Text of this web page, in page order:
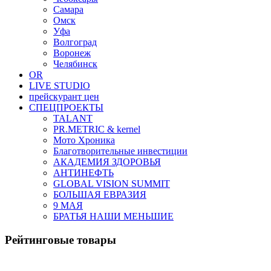
Самара
Омск
Уфа
Волгоград
Воронеж
Челябинск
OR
LIVE STUDIO
прейскурант цен
СПЕЦПРОЕКТЫ
TALANT
PR.METRIC & kernel
Мото Хроника
Благотворительные инвестиции
АКАДЕМИЯ ЗДОРОВЬЯ
АНТИНЕФТЬ
GLOBAL VISION SUMMIT
БОЛЬШАЯ ЕВРАЗИЯ
9 МАЯ
БРАТЬЯ НАШИ МЕНЬШИЕ
Рейтинговые товары